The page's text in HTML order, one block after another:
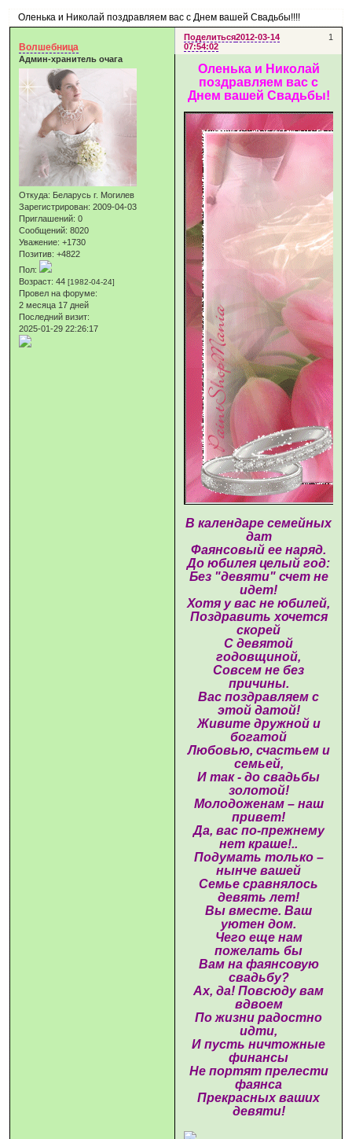
Оленька и Николай поздравляем вас с Днем вашей Свадьбы!!!!
Поделиться 1
2012-03-14
07:54:02
Волшебница
Админ-хранитель очага
Откуда: Беларусь г. Могилев
Зарегистрирован: 2009-04-03
Приглашений: 0
Сообщений: 8020
Уважение: +1730
Позитив: +4822
Пол:
Возраст: 44[1982-04-24]
Провел на форуме:
2 месяца 17 дней
Последний визит:
2025-01-29 22:26:17
Оленька и Николай
поздравляем вас с
Днем вашей Свадьбы!
В календаре семейных
дат
Фаянсовый ее наряд.
До юбилея целый год:
Без "девяти" счет не
идет!
Хотя у вас не юбилей,
Поздравить хочется
скорей
С девятой
годовщиной,
Совсем не без
причины.
Вас поздравляем с
этой датой!
Живите дружной и
богатой
Любовью, счастьем и
семьей,
И так - до свадьбы
золотой!
Молодоженам – наш
привет!
Да, вас по-прежнему
нет краше!..
Подумать только –
нынче вашей
Семье сравнялось
девять лет!
Вы вместе. Ваш
уютен дом.
Чего еще нам
пожелать бы
Вам на фаянсовую
свадьбу?
Ах, да! Повсюду вам
вдвоем
По жизни радостно
идти,
И пусть ничтожные
финансы
Не портят прелести
фаянса
Прекрасных ваших
девяти!